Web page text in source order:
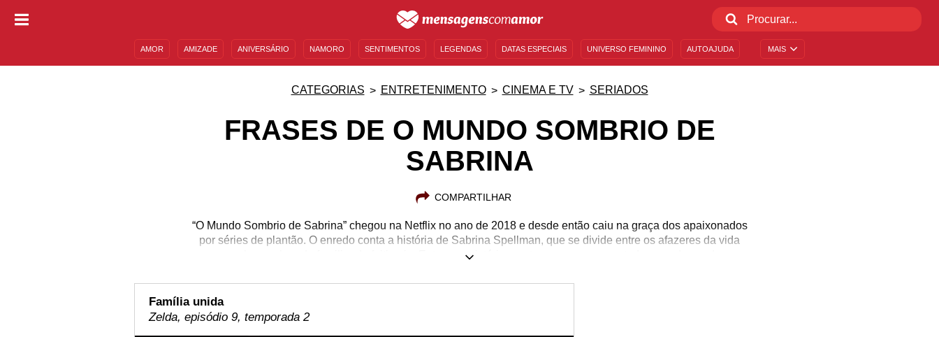
MAIS
AMOR AMIZADE ANIVERSÁRIO NAMORO SENTIMENTOS LEGENDAS DATAS ESPECIAIS UNIVERSO FEMININO AUTOAJUDA
CATEGORIAS ENTRETENIMENTO CINEMA E TV SERIADOS
FRASES DE O MUNDO SOMBRIO DE
SABRINA
COMPARTILHAR
“O Mundo Sombrio de Sabrina” chegou na Netflix no ano de 2018 e desde então caiu na graça dos apaixonados
por séries de plantão. O enredo conta a história de Sabrina Spellman, que se divide entre os afazeres da vida
normal e seu legado familiar de feitiçaria. Entre um mistério e outro, somos apresentados a cada um dos
e se aqueça para a maratona. Com três temporadas aterrorizantemente incríveis, a série já tem sua quarta
temporada confirmada e seus fãs mal perdem por esperar por novos mistérios. Confira o que há de melhor na
Família unida
Zelda, episódio 9, temporada 2